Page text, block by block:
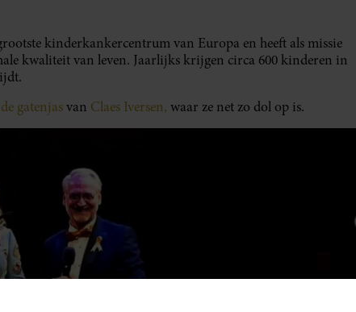
kinderkankercentrum van Europa en heeft als missie
kwaliteit van leven. Jaarlijks krijgen circa 600 kinderen in
gatenjasvan Claes Iversen, waar ze net zo dol op is.